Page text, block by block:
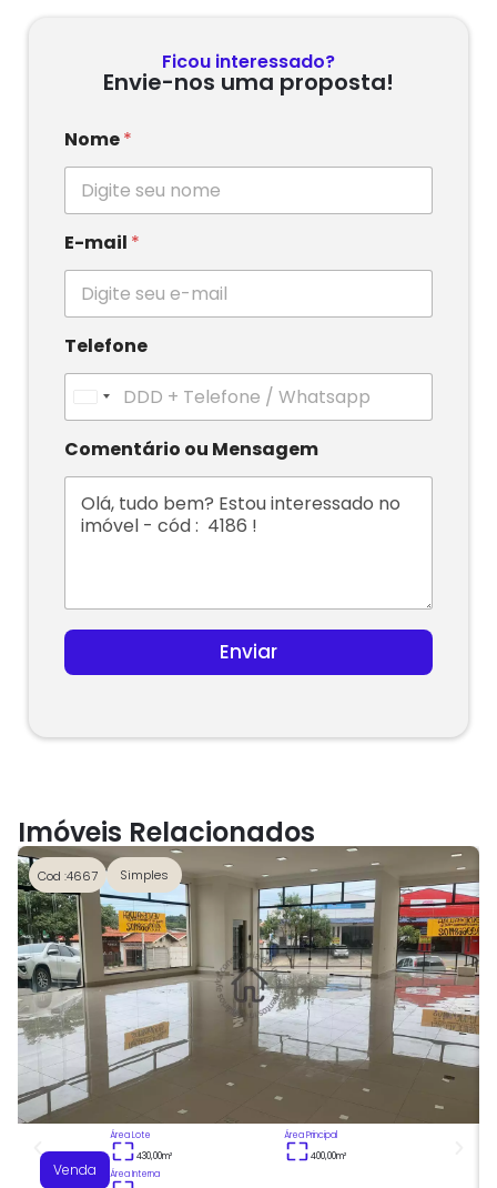
Ficou interessado?
Envie-nos uma proposta!
Nome*
E-mail *
Telefone
n
i
d
S
e
s
1
Comentário ou Mensagem
Enviar
Imóveis Relacionados
Cod :4667 Simples
Venda
Área Lote
430,00m²
Área Principal
400,00m²
Área Interna